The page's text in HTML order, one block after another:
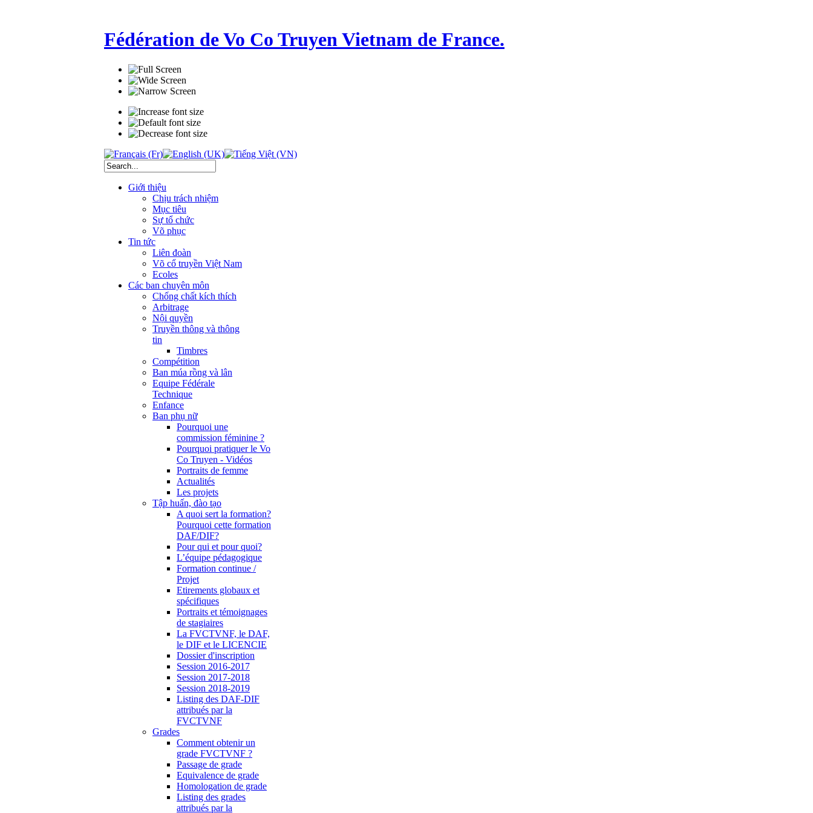
Fédération de Vo Co Truyen Vietnam de France.
Giới thiệu
Chịu trách nhiệm
Mục tiêu
Sự tổ chức
Võ phục
Tin tức
Liên đoàn
Võ cổ truyền Việt Nam
Ecoles
Các ban chuyên môn
Chống chất kích thích
Arbitrage
Nội quyền
Truyền thông và thông
tin
Timbres
Compétition
Ban múa rồng và lân
Equipe Fédérale
Technique
Enfance
Ban phụ nữ
Pourquoi une
commission féminine ?
Pourquoi pratiquer le Vo
Co Truyen - Vidéos
Portraits de femme
Actualités
Les projets
Tập huấn, đào tạo
A quoi sert la formation?
Pourquoi cette formation
DAF/DIF?
Pour qui et pour quoi?
L’équipe pédagogique
Formation continue /
Projet
Etirements globaux et
spécifiques
Portraits et témoignages
de stagiaires
La FVCTVNF, le DAF,
le DIF et le LICENCIE
Dossier d'inscription
Session 2016-2017
Session 2017-2018
Session 2018-2019
Listing des DAF-DIF
attribués par la
FVCTVNF
Grades
Comment obtenir un
grade FVCTVNF ?
Passage de grade
Equivalence de grade
Homologation de grade
Listing des grades
attribués par la